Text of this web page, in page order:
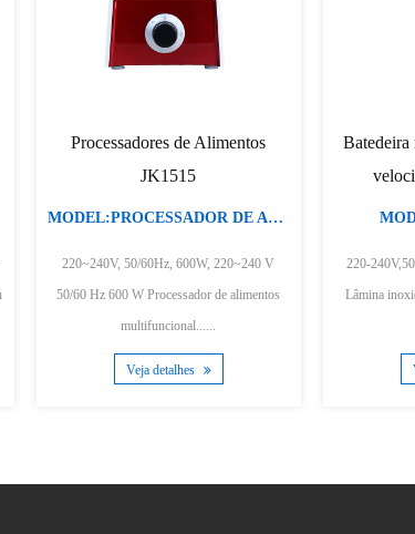
JK200B,
de aço
Batedeira manual com velocidade
MODEL:BATEDEIRA
220V-240V,50/60Hz, 500W Motor DC
Liquidificador de mão com medição de perna